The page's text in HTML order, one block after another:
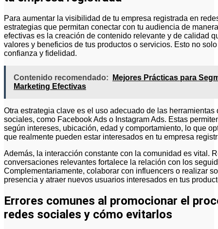
Para aumentar la visibilidad de tu empresa registrada en
estrategias que permitan conectar con tu audiencia de
efectivas es la creación de contenido relevante y de calidad
valores y beneficios de tus productos o servicios. Esto no
confianza y fidelidad.
Contenido recomendado:
Mejores Prácticas para
Marketing Efectivas
Otra estrategia clave es el uso adecuado de las
sociales, como Facebook Ads o Instagram Ads. Estas
según intereses, ubicación, edad y comportamiento, lo que
que realmente pueden estar interesados en tu empresa
Además, la interacción constante con la comunidad es vital.
conversaciones relevantes fortalece la relación con los
Complementariamente, colaborar con influencers o realizar
presencia y atraer nuevos usuarios interesados en tus
Errores comunes al promocionar el
redes sociales y cómo evitarlos